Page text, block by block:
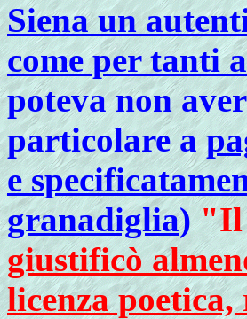
Siena un
come per tanti
poteva non
particolare a
e
granadiglia)"Il
giustificò
licenza